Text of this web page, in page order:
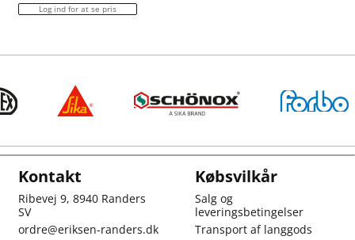
Log ind for at se pris
Kontakt
Ribevej 9, 8940 Randers
SV
ordre@eriksen-randers.dk
Købsvilkår
Salg og
leveringsbetingelser
Transport af langgods